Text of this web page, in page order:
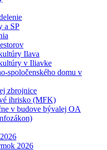
a SP
Ilava
v Iliavke
spoločenského domu v
zbrojnice
ihrisko (MFK)
v budove bývalej OA
2026